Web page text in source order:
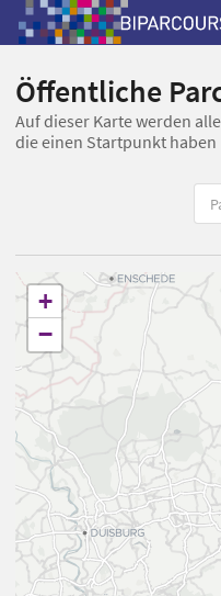
Öffentliche
Auf dieser Karte werden
die einen Startpunkt haben
+
−